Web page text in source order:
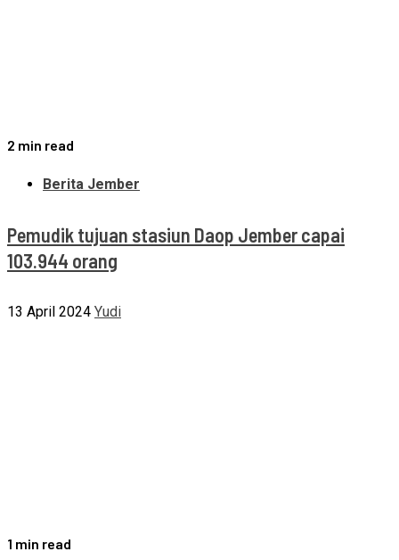
2 min read
Berita Jember
Pemudik tujuan stasiun Daop Jember capai
103.944 orang
13 April 2024 Yudi
1 min read